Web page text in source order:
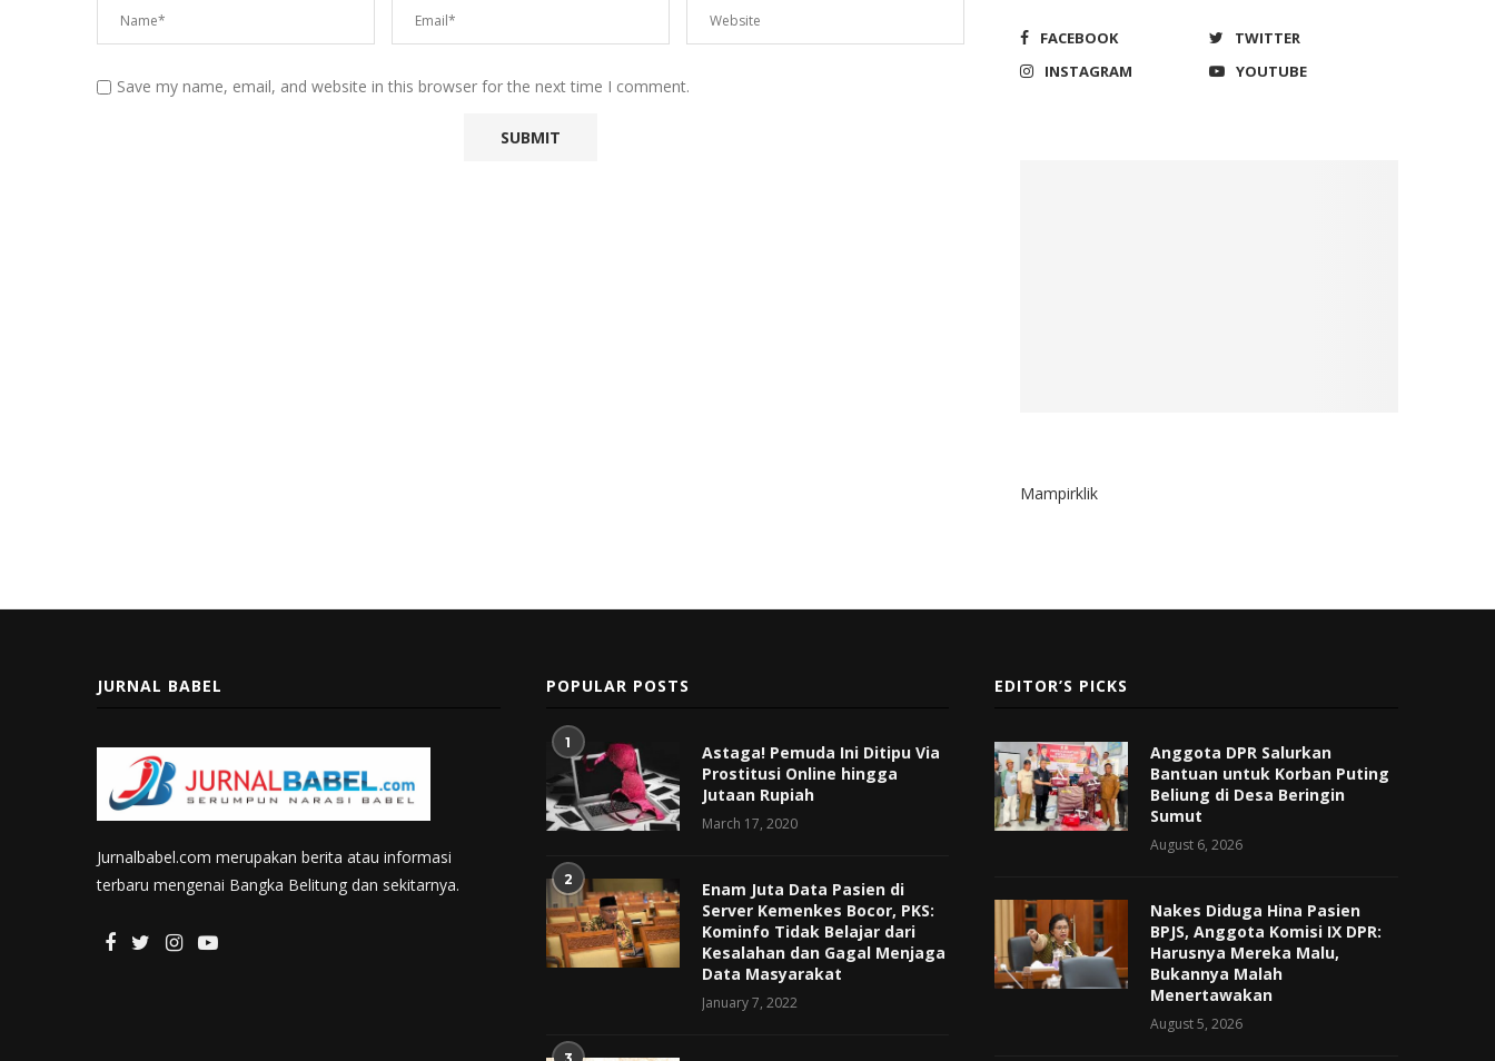
Save my name, email, and website in this browser for the next time I comment.
FACEBOOK
TWITTER
INSTAGRAM
YOUTUBE
Mampirklik
JURNAL BABEL
Jurnalbabel.com merupakan berita atau informasi
terbaru mengenai Bangka Belitung dan sekitarnya.
POPULAR POSTS
1
Astaga! Pemuda Ini Ditipu Via
Prostitusi Online hingga
Jutaan Rupiah
March 17, 2020
2
Enam Juta Data Pasien di
Server Kemenkes Bocor, PKS:
Kominfo Tidak Belajar dari
Kesalahan dan Gagal Menjaga
Data Masyarakat
January 7, 2022
EDITOR’S PICKS
Anggota DPR Salurkan
Bantuan untuk Korban Puting
Beliung di Desa Beringin
Sumut
August 6, 2026
Nakes Diduga Hina Pasien
BPJS, Anggota Komisi IX DPR:
Harusnya Mereka Malu,
Bukannya Malah
Menertawakan
August 5, 2026